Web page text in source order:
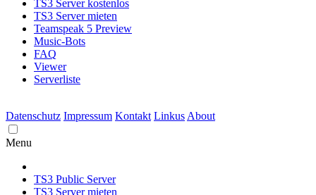
TS3 Server kostenlos
TS3 Server mieten
Teamspeak 5 Preview
Music-Bots
FAQ
Viewer
Serverliste
Datenschutz Impressum Kontakt Linkus About
Menu
TS3 Public Server
TS3 Server mieten